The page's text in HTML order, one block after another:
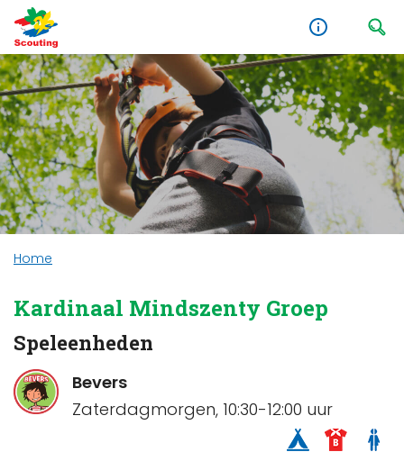
Home
Kardinaal Mindszenty Groep
Speleenheden
Bevers
Zaterdagmorgen, 10:30-12:00 uur